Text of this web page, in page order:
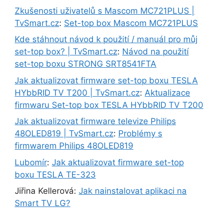
Zkušenosti uživatelů s Mascom MC721PLUS |
TvSmart.cz: Set-top box Mascom MC721PLUS
Kde stáhnout návod k použití / manuál pro můj
set-top box? | TvSmart.cz: Návod na použití
set-top boxu STRONG SRT8541FTA
Jak aktualizovat firmware set-top boxu TESLA
HYbbRID TV T200 | TvSmart.cz: Aktualizace
firmwaru Set-top box TESLA HYbbRID TV T200
Jak aktualizovat firmware televize Philips
48OLED819 | TvSmart.cz: Problémy s
firmwarem Philips 48OLED819
Lubomír: Jak aktualizovat firmware set-top
boxu TESLA TE-323
Jiřina Kellerová: Jak nainstalovat aplikaci na
Smart TV LG?